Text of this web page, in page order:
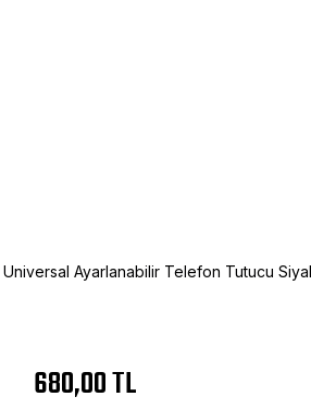
Ayarlanabilir Telefon Tutucu
680,00 TL